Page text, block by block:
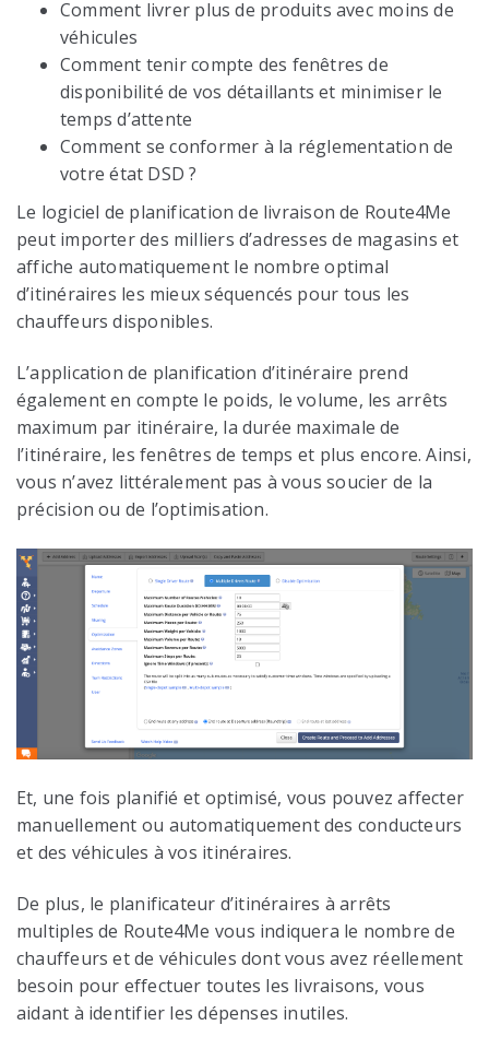
Comment livrer plus de produits avec moins de
véhicules
Comment tenir compte des fenêtres de
disponibilité de vos détaillants et minimiser le
temps d’attente
Comment se conformer à la réglementation de
votre état DSD ?
Le logiciel de planification de livraison de Route4Me
peut importer des milliers d’adresses de magasins et
affiche automatiquement le nombre optimal
d’itinéraires les mieux séquencés pour tous les
chauffeurs disponibles.
L’application de planification d’itinéraire prend
également en compte le poids, le volume, les arrêts
maximum par itinéraire, la durée maximale de
l’itinéraire, les fenêtres de temps et plus encore. Ainsi,
vous n’avez littéralement pas à vous soucier de la
précision ou de l’optimisation.
Et, une fois planifié et optimisé, vous pouvez affecter
manuellement ou automatiquement des conducteurs
et des véhicules à vos itinéraires.
De plus, le planificateur d’itinéraires à arrêts
multiples de Route4Me vous indiquera le nombre de
chauffeurs et de véhicules dont vous avez réellement
besoin pour effectuer toutes les livraisons, vous
aidant à identifier les dépenses inutiles.